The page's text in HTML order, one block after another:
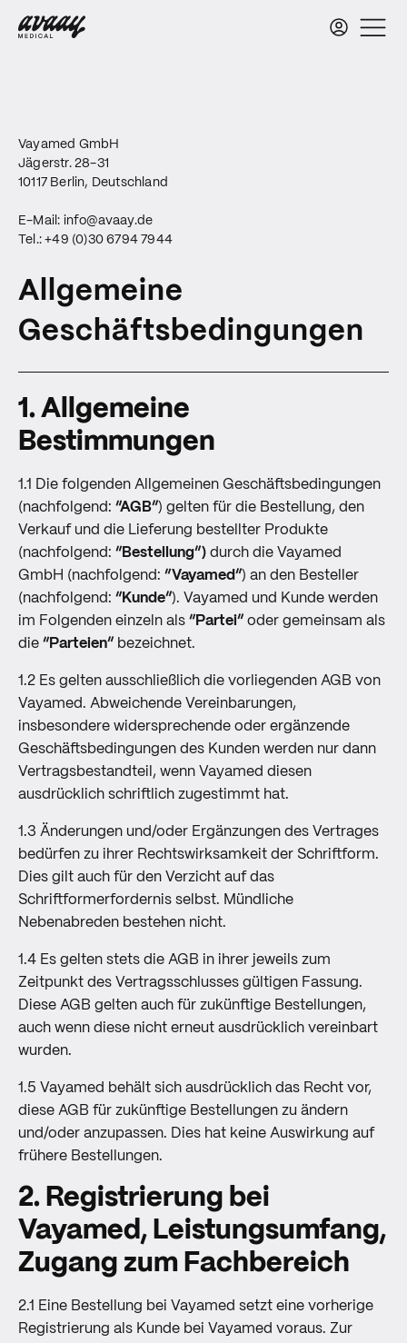
Vayamed GmbH
Jägerstr. 28-31
10117 Berlin, Deutschland
E-Mail: info@avaay.de
Tel.: +49 (0)30 6794 7944
Allgemeine
Geschäftsbedingungen
1. Allgemeine
Bestimmungen
1.1 Die folgenden Allgemeinen Geschäftsbedingungen
(nachfolgend: “AGB”) gelten für die Bestellung, den
Verkauf und die Lieferung bestellter Produkte
(nachfolgend: “Bestellung”) durch die Vayamed
GmbH (nachfolgend: “Vayamed”) an den Besteller
(nachfolgend: “Kunde”). Vayamed und Kunde werden
im Folgenden einzeln als “Partei” oder gemeinsam als
die “Parteien” bezeichnet.
1.2 Es gelten ausschließlich die vorliegenden AGB von
Vayamed. Abweichende Vereinbarungen,
insbesondere widersprechende oder ergänzende
Geschäftsbedingungen des Kunden werden nur dann
Vertragsbestandteil, wenn Vayamed diesen
ausdrücklich schriftlich zugestimmt hat.
1.3 Änderungen und/oder Ergänzungen des Vertrages
bedürfen zu ihrer Rechtswirksamkeit der Schriftform.
Dies gilt auch für den Verzicht auf das
Schriftformerfordernis selbst. Mündliche
Nebenabreden bestehen nicht.
1.4 Es gelten stets die AGB in ihrer jeweils zum
Zeitpunkt des Vertragsschlusses gültigen Fassung.
Diese AGB gelten auch für zukünftige Bestellungen,
auch wenn diese nicht erneut ausdrücklich vereinbart
wurden.
1.5 Vayamed behält sich ausdrücklich das Recht vor,
diese AGB für zukünftige Bestellungen zu ändern
und/oder anzupassen. Dies hat keine Auswirkung auf
frühere Bestellungen.
2. Registrierung bei
Vayamed, Leistungsumfang,
Zugang zum Fachbereich
2.1 Eine Bestellung bei Vayamed setzt eine vorherige
Registrierung als Kunde bei Vayamed voraus. Zur